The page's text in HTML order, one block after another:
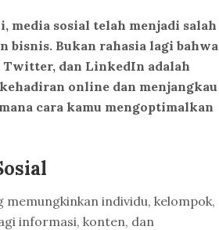
media sosial telah menjadi salah
bisnis. Bukan rahasia lagi bahwa
Twitter, dan LinkedIn adalah
online dan menjangkau
cara kamu mengoptimalkan
individu, kelompok,
informasi, konten, dan